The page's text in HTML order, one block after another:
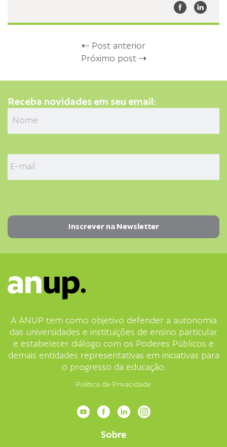
⇠ Post anterior
Próximo post ⇢
Receba novidades em seu email:
A ANUP tem como objetivo defender a autonomia
das universidades e instituições de ensino particular
e estabelecer diálogo com os Poderes Públicos e
demais entidades representativas em iniciativas para
o progresso da educação.
Política de Privacidade
Sobre